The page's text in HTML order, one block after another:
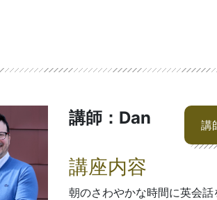
講師：Dan 講
講座内容
朝のさわやかな時間に英会